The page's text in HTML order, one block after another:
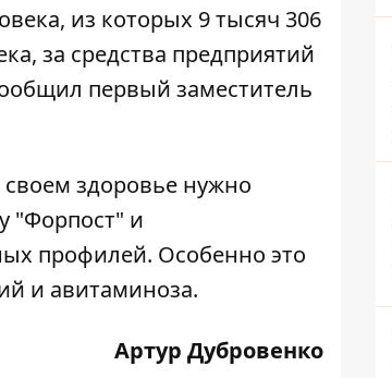
из которых 9 тысяч 306
за средства предприятий
первый заместитель
своем здоровье нужно
"Форпост" и
профилей. Особенно это
и авитаминоза.
Артур Дубровенко